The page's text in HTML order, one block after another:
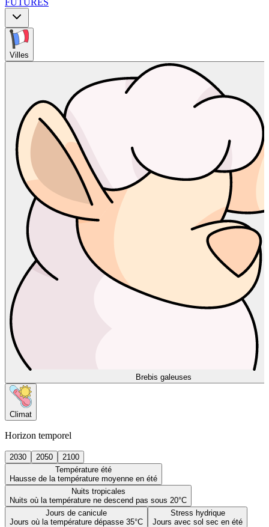
FUTURES
Villes
Brebis galeuses
Climat
Horizon temporel
2030 2050
2100
Température été
Hausse de la température moyenne en été
Nuits tropicales
Nuits où la température ne descend pas sous 20°C
Jours de canicule
Jours où la température dépasse 35°C
Stress hydrique
Jours avec sol sec en été